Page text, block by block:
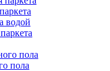
водой
пола
пола